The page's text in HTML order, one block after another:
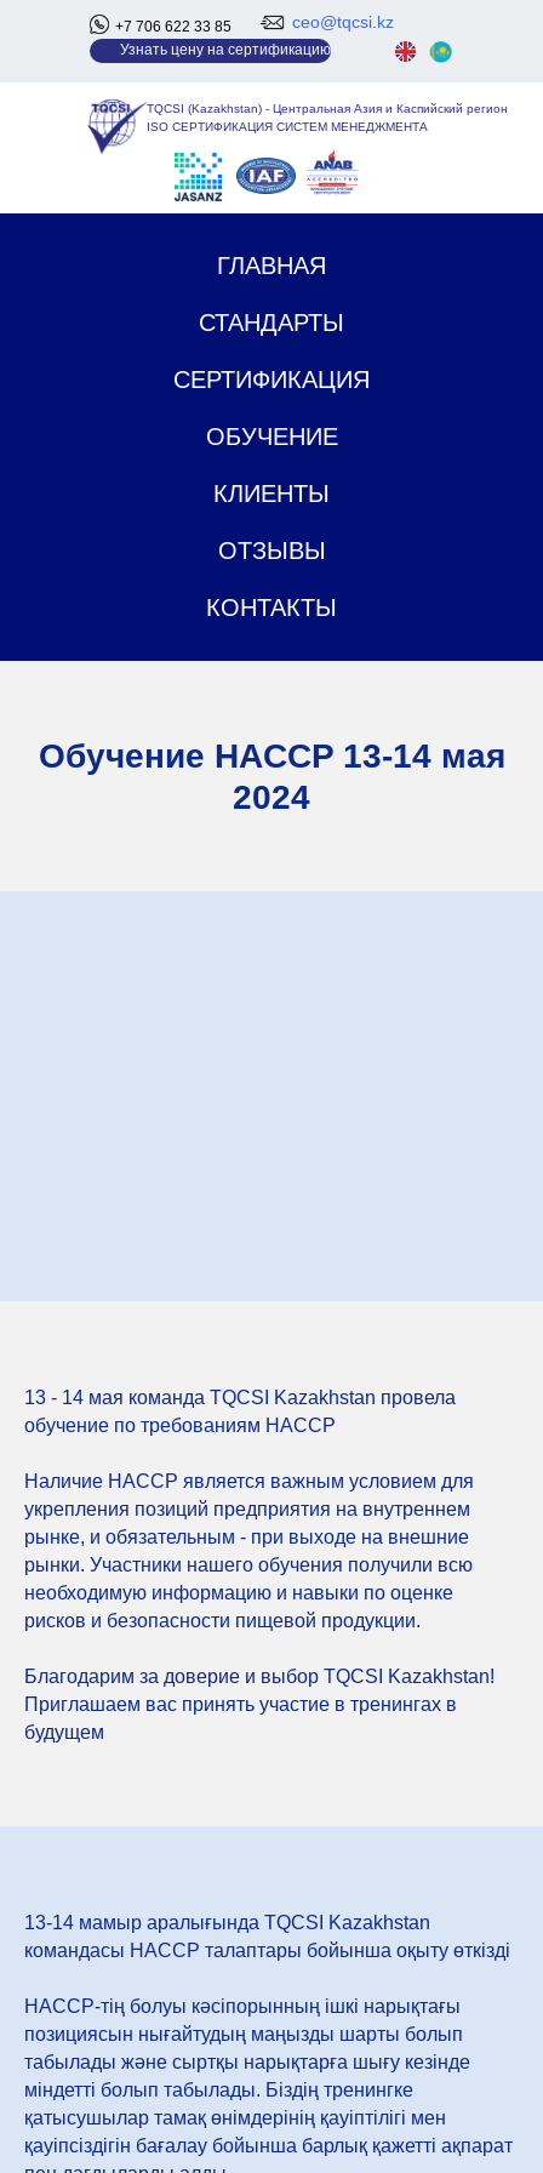
+7 706 622 33 85 ceo@tqcsi.kz
Узнать цену на сертификацию
TQCSI (Kazakhstan) - Центральная Азия и Каспийский регион
ISO СЕРТИФИКАЦИЯ СИСТЕМ МЕНЕДЖМЕНТА
ГЛАВНАЯ
СТАНДАРТЫ
СЕРТИФИКАЦИЯ
ОБУЧЕНИЕ
КЛИЕНТЫ
ОТЗЫВЫ
КОНТАКТЫ
Обучение HACCP 13-14 мая
2024
13 - 14 мая команда TQCSI Kazakhstan провела
обучение по требованиям HACCP
Наличие HACCP является важным условием для
укрепления позиций предприятия на внутреннем
рынке, и обязательным - при выходе на внешние
рынки. Участники нашего обучения получили всю
необходимую информацию и навыки по оценке
рисков и безопасности пищевой продукции.
Благодарим за доверие и выбор TQCSI Kazakhstan!
Приглашаем вас принять участие в тренингах в
будущем
13-14 мамыр аралығында TQCSI Kazakhstan
командасы HACCP талаптары бойынша оқыту өткізді
HACCP-тің болуы кәсіпорынның ішкі нарықтағы
позициясын нығайтудың маңызды шарты болып
табылады және сыртқы нарықтарға шығу кезінде
міндетті болып табылады. Біздің тренингке
қатысушылар тамақ өнімдерінің қауіптілігі мен
қауіпсіздігін бағалау бойынша барлық қажетті ақпарат